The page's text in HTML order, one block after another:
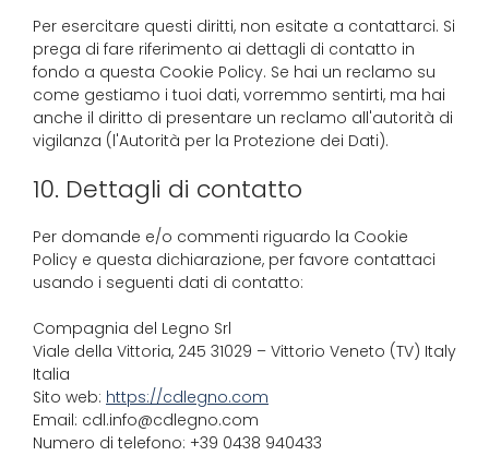
Per esercitare questi diritti, non esitate a contattarci. Si
prega di fare riferimento ai dettagli di contatto in
fondo a questa Cookie Policy. Se hai un reclamo su
come gestiamo i tuoi dati, vorremmo sentirti, ma hai
anche il diritto di presentare un reclamo all'autorità di
vigilanza (l'Autorità per la Protezione dei Dati).
10. Dettagli di contatto
Per domande e/o commenti riguardo la Cookie
Policy e questa dichiarazione, per favore contattaci
usando i seguenti dati di contatto:
Compagnia del Legno Srl
Viale della Vittoria, 245 31029 – Vittorio Veneto (TV) Italy
Italia
Sito web: https://cdlegno.com
Email: cdl.info@cdlegno.com
Numero di telefono: +39 0438 940433